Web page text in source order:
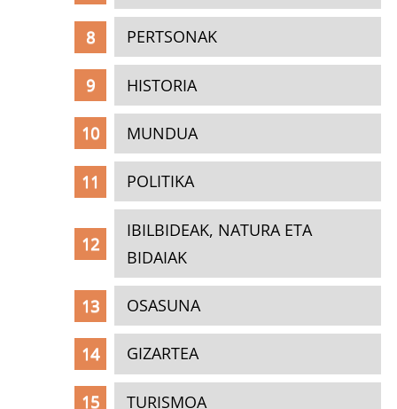
PERTSONAK
HISTORIA
MUNDUA
POLITIKA
IBILBIDEAK, NATURA ETA
BIDAIAK
OSASUNA
GIZARTEA
TURISMOA